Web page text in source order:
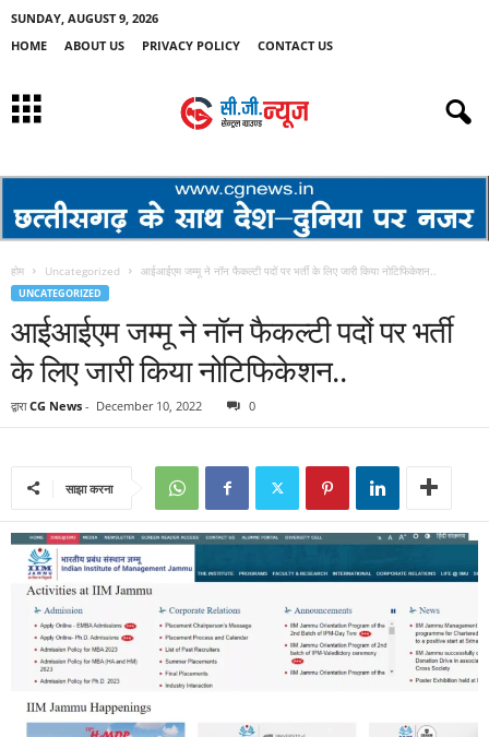
SUNDAY, AUGUST 9, 2026
HOME
ABOUT US PRIVACY POLICY CONTACT US
होम Uncategorized आईआईएम जम्मू ने नॉन फैकल्टी पदों पर भर्ती के लिए जारी किया नोटिफिकेशन..
UNCATEGORIZED
आईआईएम जम्मू ने नॉन फैकल्टी पदों पर भर्ती
के लिए जारी किया नोटिफिकेशन..
द्वारा CG News - December 10, 2022 0
साझा करना